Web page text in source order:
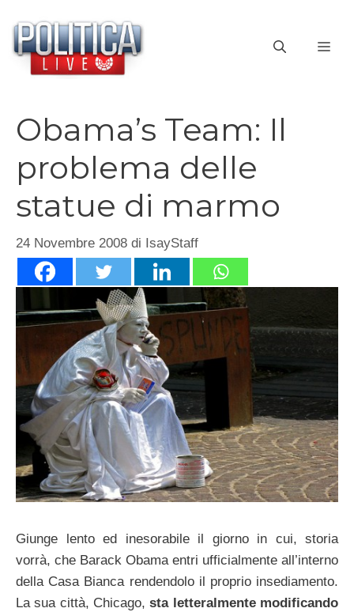
contenuto
Obama’s Team: Il
problema delle
statue di marmo
24 Novembre 2008 di IsayStaff
Giunge lento ed inesorabile il giorno in cui, storia
vorrà, che Barack Obama entri ufficialmente all’interno
della Casa Bianca rendendolo il proprio insediamento.
La sua città, Chicago,sta letteralmente modificando